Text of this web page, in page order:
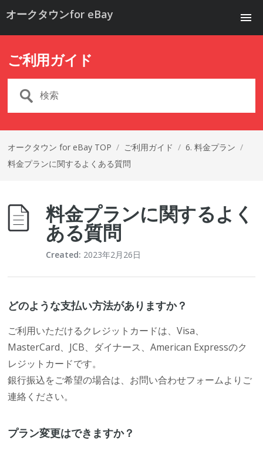
オークタウンfor eBay
ご利用ガイド
オークタウン for eBay TOP / ご利用ガイド / 6. 料金プラン /
料金プランに関するよくある質問
料金プランに関するよく
ある質問
Created: 2023年2月26日
どのような支払い方法がありますか？
ご利用いただけるクレジットカードは、Visa、
MasterCard、JCB、ダイナース、American Expressのク
レジットカードです。
銀行振込をご希望の場合は、お問い合わせフォームよりご
連絡ください。
プラン変更はできますか？